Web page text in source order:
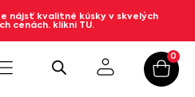
nájsť kvalitné kúsky v skvelých
cenách. klikni TU.
0